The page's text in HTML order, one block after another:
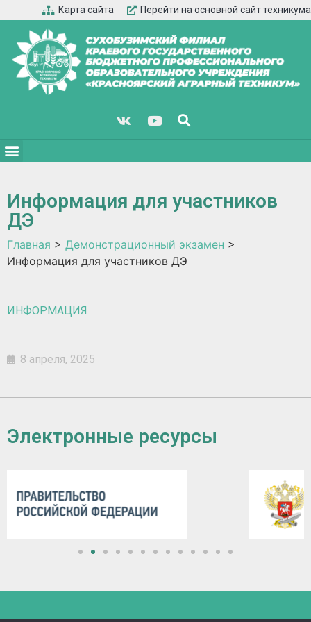
Карта сайта Перейти на основной сайт техникума
Информация для участников
ДЭ
Главная > Демонстрационный экзамен >
Информация для участников ДЭ
ИНФОРМАЦИЯ
8 апреля, 2025
Электронные ресурсы